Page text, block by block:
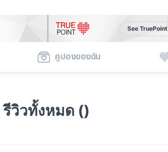
See TruePoint
คูปองของฉัน
รีวิวทั้งหมด ()